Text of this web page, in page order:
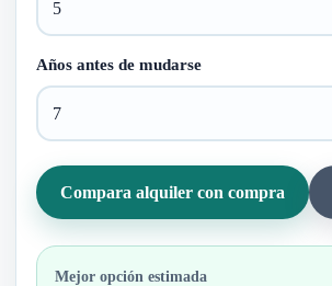
Años antes de mudarse
Compara alquiler con compra
Mejor opción estimada